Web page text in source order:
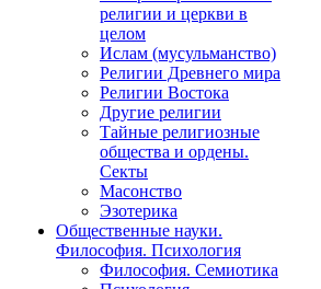
религии и церкви в
целом
Ислам (мусульманство)
Религии Древнего мира
Религии Востока
Другие религии
Тайные религиозные
общества и ордены.
Секты
Масонство
Эзотерика
Общественные науки.
Философия. Психология
Философия. Семиотика